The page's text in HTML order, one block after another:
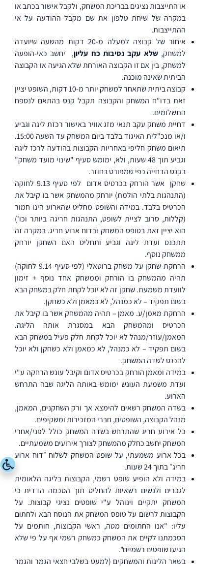
או התייצבות נציגים בבריכת המשחק, ולקבל אישור בכתב או
במקרה של שיחת טלפון את שם מקבל ההודעה על אי
ההתייצבות.
איחור של קבוצה למעלה מ-20 דקות מהשעה שיועדה
למשחק,שלא עקב נסיבות כח עליון,
יחשב כאי-הופעה
למשחק, בין אם זו הקבוצה האורחת שלא הגיעה או הקבוצה
הביתית שאינה מוכנה.
קבוצה ביתית שתאחר למשחק יותר מ-10 דקות, השופט יציין
זאת בדו"ח המשחק והקבוצה תקבל קנס בהתאם לנספח
התשלומים.
דחיית משחק עקב תנאי מזג אוויר באישור רכזת ליגה וגביע
ו/או מנכ"לית האיגוד בלבד ביום המשחק עד השעה 15:00.
תיאום משחק חליפי באחריות הקבוצות בהודעה לרכז ליגה
וגביע תוך 48 שעות, ולא, ימומש סעיף "שינוי מועד משחק"
בקנס הדחייה כפי שמפורט בחוזר.
שחקן אשר הורחק בכרטיס אדום
לפי סעיף 9.13 לחוקה
(התנהגות בלתי הולמת) יורחק מהמשחק אשר בו קיבל את
הכרטיס בלבד. במידה והשופט מחליט שהארוע הינו חמור
(קללות, סרוב לציית לשופט, התנהגות חריגה ביותר וכו')
הוא יציין זאת בטופס המשחק ובדוח ארוע חריג. במקרה זה
תתכנס ועדת ליגה וגביע ותחליט האם השחקן יורחק
ממשחק נוסף.
הרחקת שחקן על משחק ברוטאלי (לפי סעיף 9.14 לחוקה)
תהיה מהמשחק בו הורחק וממשחק אחד נוסף + זימון
לוועדת משמעת. שחקן זה לא יוכל לקחת חלק במשחק הבא
בשום תפקיד – לא כמנהל, לא כמאמן ולא כשחקן.
הרחקת מאמן/ע. מאמן – תהיה מהמשחק אשר בו קיבל את
הכרטיס ומהמשחק הבא במסגרת אותה הליגה.
המאמן/עוזר/מנהל לא יוכל לקחת חלק פעיל במשחק הבא
בשום תפקיד – לא כמנהל, לא כמאמן ולא כשחקן ולא יוכל
להכנס לשדה המשחק.
במידה ומאמן הורחק בכרטיס אדום וקיבל עונש הרחקה ע"י
ועדת משמעת העונש ימומש באותה הליגה שבה התרחש
הארוע.
בשדה המשחק רשאים להימצא אך ורק השחקנים, המאמן,
מנהל הקבוצה, השופטים, חברי המזכירות ומשקיפים.
כל אירוע חריג שהתרחש בשדה המשחק כולל לפני/אחרי
המשחק יחשב כחלק מהמשחק לצורך אירועים משמעתיים.
בכל ארוע משמעתי, על שופט המשחק לשלוח ״דוח ארוע
חריג״ בתוך 24 שעות.
במידה ולא הופיע שופט רשמי, הקבוצות בליגה הלאומית
לגברים ולנשים רשאיות להחליט תוך הסכמה הדדית כי
המשחק יתקיים וינוהל ע"י שופטים נציגי קבוצות. על
הקבוצות לרשום על טופס המשחק את הנוסח הבא ולחתום
עליו: "אנו החתומים מטה, ראשי הקבוצות, חותמים על
הסכמתנו לקיים את המשחק כמשחק רשמי אף על פי שלא
הגיעו שופטים רשמיים".
בשאר הליגות והמשחקים (למעט בשלבי חצאי הגמר והגמר